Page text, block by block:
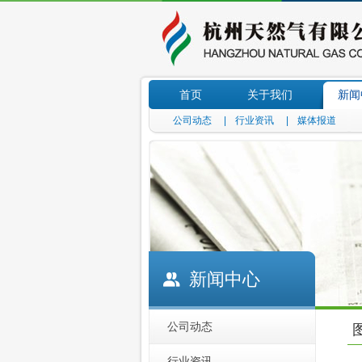
首页 关于我们 新
公司动态 行业资讯 媒体报道
新闻中心
公司动态